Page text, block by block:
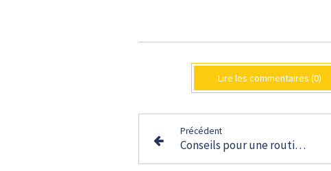
Lire les commentaires (0)
Précédent
Conseils pour une routine gagnante et booster votre productivité au travail§